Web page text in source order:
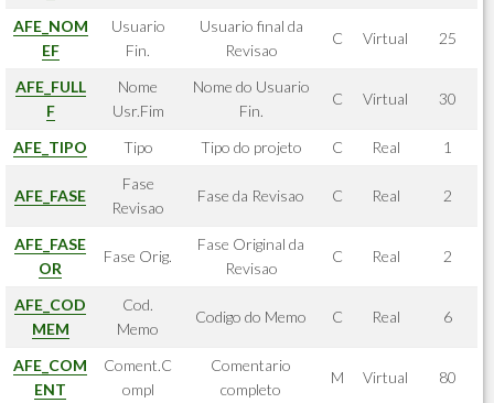
AFE_NOM
EF
Usuario
Fin.
Usuario final da
Revisao
C Virtual 25
AFE_FULL
F
Nome
Usr.Fim
Nome do Usuario
Fin.
C Virtual 30
AFE_TIPO Tipo Tipo do projeto C Real 1
AFE_FASE
Fase
Revisao
Fase da Revisao C Real 2
AFE_FASE
OR
Fase Orig.
Fase Original da
Revisao
C Real 2
AFE_COD
MEM
Cod.
Memo
Codigo do Memo C Real 6
AFE_COM
ENT
Coment.C
ompl
Comentario
completo
M Virtual 80